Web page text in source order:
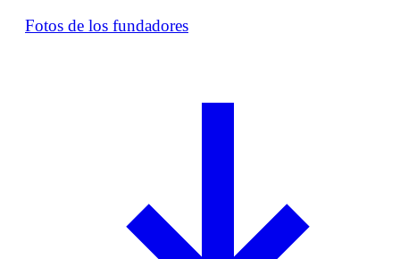
Fotos de los fundadores